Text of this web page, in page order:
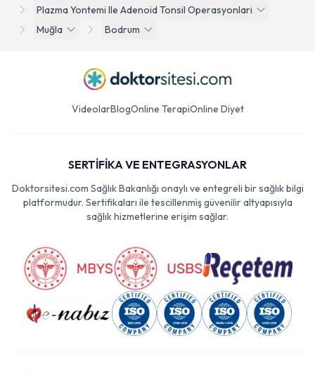
Plazma Yontemi Ile Adenoid Tonsil Operasyonlari
Muğla
Bodrum
VideolarBlogOnline TerapiOnline Diyet
SERTİFİKA VE ENTEGRASYONLAR
Doktorsitesi.com Sağlık Bakanlığı onaylı ve entegreli bir sağlık bilgi
platformudur. Sertifikaları ile tescillenmiş güvenilir altyapısıyla
sağlık hizmetlerine erişim sağlar.